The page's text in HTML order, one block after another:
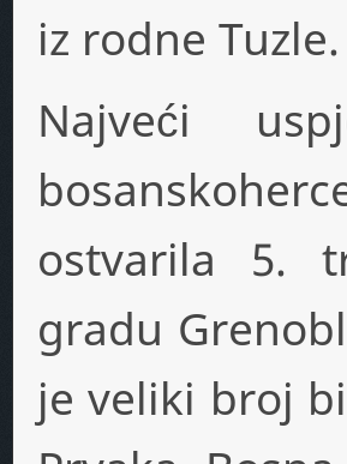
iz rodne Tuzle.
Najveći
ostvarila 5.
gradu
je veliki broj